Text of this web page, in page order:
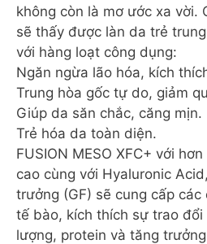
không còn là mơ ước xa vời.
sẽ thấy được làn da trẻ
với hàng loạt công dụng:
Ngăn ngừa lão hóa, kích
Trung hòa gốc tự do, giảm
Giúp da săn chắc, căng mịn.
Trẻ hóa da toàn diện.
FUSION MESO XFC+ với
cao cùng với Hyaluronic
trưởng (GF) sẽ cung cấp
tế bào, kích thích sự trao
lượng, protein và tăng